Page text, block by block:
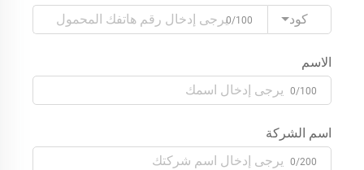
كود
0/100
الاسم
0/100
اسم الشركة
0/200